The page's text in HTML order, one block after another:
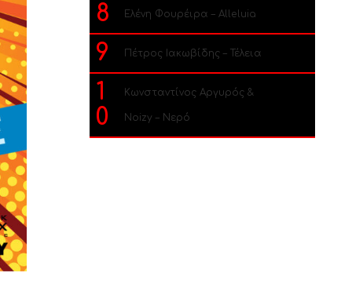
8 Ελένη Φουρέιρα – Alleluia
9 Πέτρος Ιακωβίδης – Τέλεια
1
0
Κωνσταντίνος Αργυρός &
Noizy – Νερό